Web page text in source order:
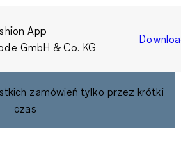
App
GmbH & Co. KG
zamówień tylko przez krótki
czas